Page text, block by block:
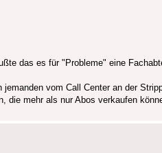
das es für "Probleme" eine
vom Call Center an der
die mehr als nur Abos verkaufen